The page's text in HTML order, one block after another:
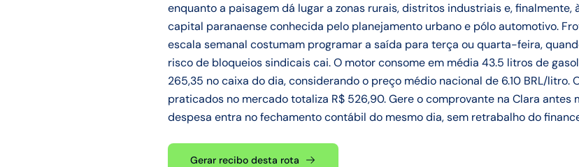
enquanto a paisagem dá lugar a zonas rurais, distritos industriais e,
capital paranaense conhecida pelo planejamento urbano e pólo automotivo.
escala semanal costumam programar a saída para terça ou quarta-feira,
risco de bloqueios sindicais cai. O motor consome em média 43.5 litros de
265,35 no caixa do dia, considerando o preço médio nacional de 6.10 BRL/litro.
praticados no mercado totaliza R$ 526,90. Gere o comprovante na Clara antes
despesa entra no fechamento contábil do mesmo dia, sem retrabalho do
Gerar recibo desta rota